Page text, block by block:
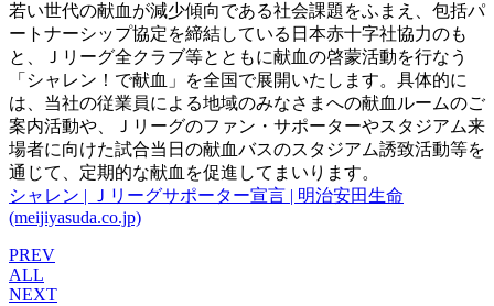
若い世代の献血が減少傾向である社会課題をふまえ、包括パ
ートナーシップ協定を締結している日本赤十字社協力のも
と、Ｊリーグ全クラブ等とともに献血の啓蒙活動を行なう
「シャレン！で献血」を全国で展開いたします。具体的に
は、当社の従業員による地域のみなさまへの献血ルームのご
案内活動や、Ｊリーグのファン・サポーターやスタジアム来
場者に向けた試合当日の献血バスのスタジアム誘致活動等を
通じて、定期的な献血を促進してまいります。
シャレン | Ｊリーグサポーター宣言 | 明治安田生命
(meijiyasuda.co.jp)
PREV
ALL
NEXT